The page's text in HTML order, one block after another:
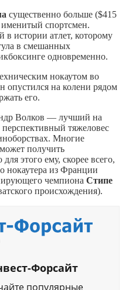
существенно больше ($415
именитый спортсмен.
истории атлет, которому
в смешанных
одновременно.
нокаутом во
опустился на колени рядом
его.
Волков — лучший на
тяжеловес
Многие
получить
этого ему, скорее всего,
нокаутера из Франции
чемпиона Стипе
происхождения).
Форсайт
популярные